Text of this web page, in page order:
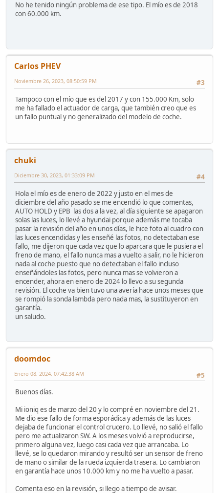
No he tenido ningún problema de ese tipo. El mío es de 2018
con 60.000 km.
Carlos PHEV
#3
Noviembre 26, 2023, 08:50:59 PM
Tampoco con el mío que es del 2017 y con 155.000 Km, solo
me ha fallado el actuador de carga, que también creo que es
un fallo puntual y no generalizado del modelo de coche.
chuki
#4
Diciembre 30, 2023, 01:33:09 PM
Hola el mío es de enero de 2022 y justo en el mes de
diciembre del año pasado se me encendió lo que comentas,
AUTO HOLD y EPB las dos a la vez, al día siguiente se apagaron
solas las luces, lo llevé a hyundai porque además me tocaba
pasar la revisión del año en unos días, le hice foto al cuadro con
las luces encendidas y les enseñé las fotos, no detectaban ese
fallo, me dijeron que cada vez que lo aparcara que le pusiera el
freno de mano, el fallo nunca mas a vuelto a salir, no le hicieron
nada al coche puesto que no detectaban el fallo incluso
enseñándoles las fotos, pero nunca mas se volvieron a
encender, ahora en enero de 2024 lo llevo a su segunda
revisión. El coche va bien tuvo una avería hace unos meses que
se rompió la sonda lambda pero nada mas, la sustituyeron en
garantía.
un saludo.
doomdoc
#5
Enero 08, 2024, 07:42:38 AM
Buenos días.
Mi ioniq es de marzo del 20 y lo compré en noviembre del 21.
Me dio ese fallo de forma esporádica y además de las luces
dejaba de funcionar el control crucero. Lo llevé, no salió el fallo
pero me actualizaron SW. A los meses volvió a reproducirse,
primero alguna vez, luego casi cada vez que arrancaba. Lo
llevé, se lo quedaron mirando y resultó ser un sensor de freno
de mano o similar de la rueda izquierda trasera. Lo cambiaron
en garantía hace unos 10.000 km y no me ha vuelto a pasar.
Comenta eso en la revisión, si llego a tiempo de avisar.